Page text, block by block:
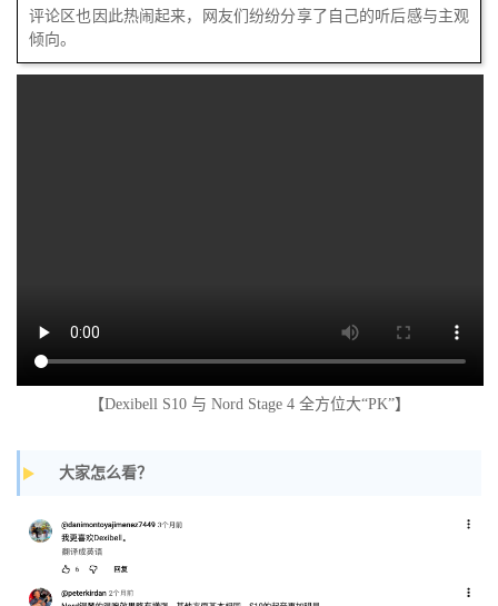
评论区也因此热闹起来，网友们纷纷分享了自己的听后感与主观
倾向。
【Dexibell S10 与 Nord Stage 4 全方位大“PK”】
大家怎么看？